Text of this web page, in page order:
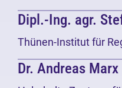
Dipl.-Ing. agr.
Thünen-Institut für
Dr. Andreas Marx